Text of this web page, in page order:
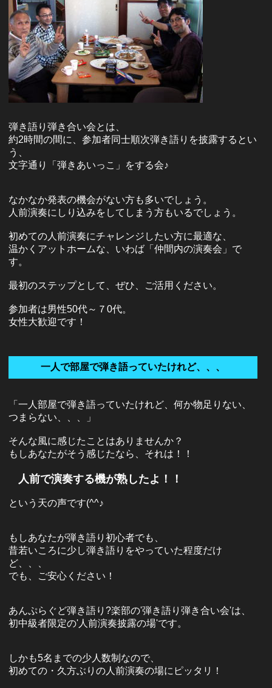
弾き語り弾き合い会とは、
約2時間の間に、参加者同士順次弾き語りを披露するとい
う、
文字通り「弾きあいっこ」をする会♪
なかなか発表の機会がない方も多いでしょう。
人前演奏にしり込みをしてしまう方もいるでしょう。
初めての人前演奏にチャレンジしたい方に最適な、
温かくアットホームな、いわば「仲間内の演奏会」で
す。
最初のステップとして、ぜひ、ご活用ください。
参加者は男性50代～７0代。
女性大歓迎です！
一人で部屋で弾き語っていたけれど、、、
「一人部屋で弾き語っていたけれど、何か物足りない、
つまらない、、、」
そんな風に感じたことはありませんか？
もしあなたがそう感じたなら、それは！！
人前で演奏する機が熟したよ！！
という天の声です(^^♪
もしあなたが弾き語り初心者でも、
昔若いころに少し弾き語りをやっていた程度だけ
ど、、、
でも、ご安心ください！
あんぷらぐど弾き語り?楽部の'弾き語り弾き合い会'は、
初中級者限定の'人前演奏披露の場'です。
しかも5名までの少人数制なので、
初めての・久方ぶりの人前演奏の場にピッタリ！